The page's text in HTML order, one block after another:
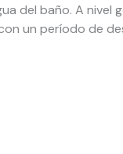
del baño. A
un período de